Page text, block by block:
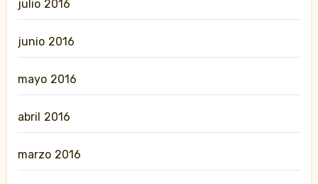
julio 2016
junio 2016
mayo 2016
abril 2016
marzo 2016